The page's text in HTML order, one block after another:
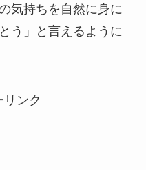
気持ちを自然に身に
う」と言えるように
リンク